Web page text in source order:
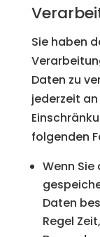
Sie haben
Daten zu
jederzeit
folgenden
Wenn Sie
Daten
Regel